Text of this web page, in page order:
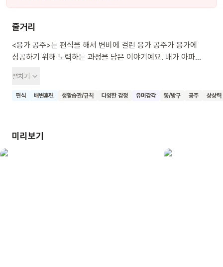
줄거리
<응가 공주>는 편식을 해서 변비에 걸린 응가 공주가 응가에
성공하기 위해 노력하는 과정을 담은 이야기예요. 배가 아파
모습부터, 가족이 모두 모여 아이의 투정을 받아주며 변기 앞에서
오랜 시간을 보내는 모습까지. <응가 공주>는 변비를 앓는
있을까요? 건강하게 똥 누는 법을 알려 주는 책, <응가 공주>를
함께 읽고 바른 식습관과 생활 습관을 길러 보아요.
펼치기
편식 배변훈련 생활습관/규칙 다양한 감정 유머감각 똥/방구 공주 상상력
미리보기